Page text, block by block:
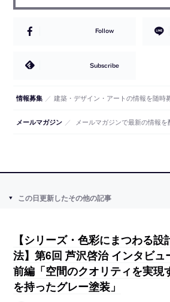
Follow
Subscribe
情報募集 ／ 建築・デザイン・アートの情報を随時
メールマガジン ／ メールマガジンで最新の情報を
この日更新したその他の記事
【シリーズ・色彩にまつわる設
法】第6回 芦沢啓治 インタビュ
前編「空間のクオリティを実現
を持ったグレー塗装」